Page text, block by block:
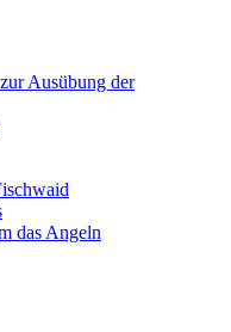
Ausübung der
das Angeln